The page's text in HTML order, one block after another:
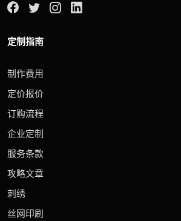
定制指南
制作费用
定价报价
订购流程
企业定制
服务条款
攻略文章
刺绣
丝网印刷